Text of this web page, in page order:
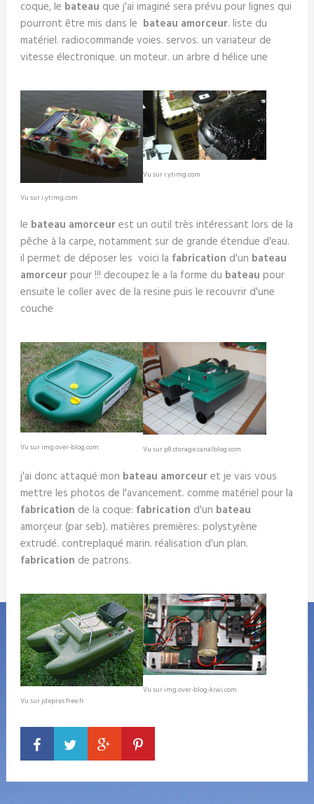
coque, le bateau que j'ai imaginé sera prévu pour lignes qui
pourront être mis dans le bateau amorceur. liste du
matériel. radiocommande voies. servos. un variateur de
vitesse électronique. un moteur. un arbre d hélice une
Vu sur i.ytimg.com
Vu sur i.ytimg.com
le bateau amorceurest un outil très intéressant lors de la
pêche à la carpe, notamment sur de grande étendue d'eau.
il permet de déposer les voici la fabrication d'un bateau
amorceurpour !!! decoupez le a la forme du bateau pour
ensuite le coller avec de la resine puis le recouvrir d'une
couche
Vu sur img.over-blog.com Vu sur p9.storage.canalblog.com
j'ai donc attaqué mon bateau amorceuret je vais vous
mettre les photos de l'avancement. comme matériel pour la
fabrication de la coque: fabrication d'un bateau
amorçeur (par seb). matières premières: polystyrène
extrudé. contreplaqué marin. réalisation d'un plan.
fabrication de patrons.
Vu sur jdepres.free.fr
Vu sur img.over-blog-kiwi.com